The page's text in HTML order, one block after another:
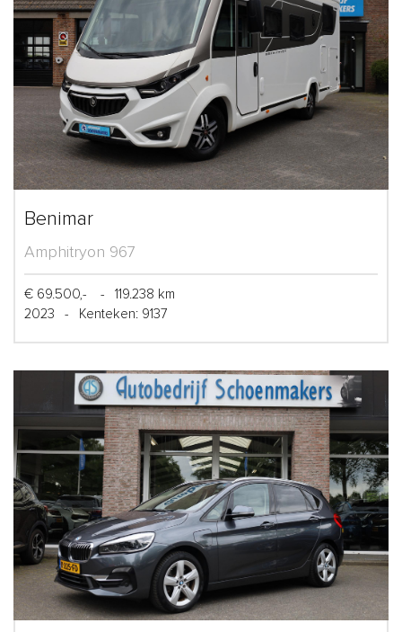
Benimar
Amphitryon 967
€ 69.500,- -
119.238 km
2023
- Kenteken: 9137